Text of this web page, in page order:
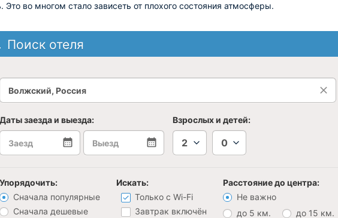
Это во многом стало зависеть от плохого состояния атмосферы.
Поиск отеля
Даты заезда и выезда: Взрослых и детей:
2 0
Упорядочить:
Сначала популярные
Сначала дешевые
Искать:
Только с Wi-Fi
Завтрак включён
Расстояние до центра:
Не важно
до 5 км.
до 15 км.